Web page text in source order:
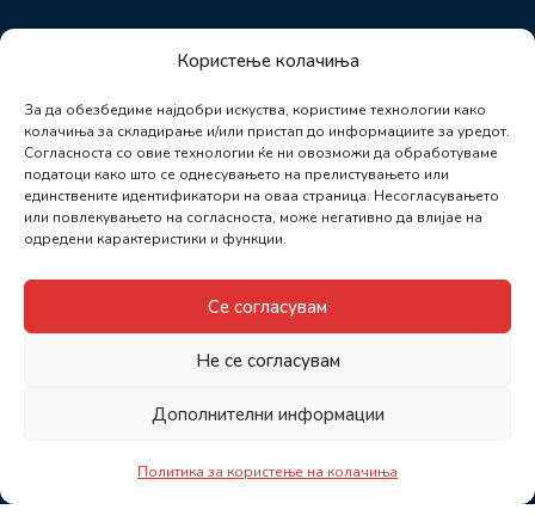
Користење колачиња
За да обезбедиме најдобри искуства, користиме технологии како
колачиња за складирање и/или пристап до информациите за уредот.
Согласноста со овие технологии ќе ни овозможи да обработуваме
податоци како што се однесувањето на прелистувањето или
единствените идентификатори на оваа страница. Несогласувањето
или повлекувањето на согласноста, може негативно да влијае на
одредени карактеристики и функции.
Се согласувам
Не се согласувам
Дополнителни информации
Политика за користење на колачиња